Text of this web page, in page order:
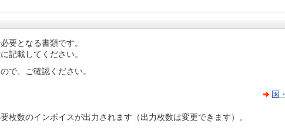
要となる書類です。
記載してください。
で、ご確認ください。
国
数のインボイスが出力されます（出力枚数は変更できます）。